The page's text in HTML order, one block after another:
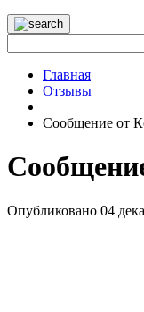
Главная
Отзывы
Сообщение от
Опубликовано 04